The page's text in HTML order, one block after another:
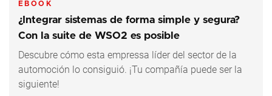
EBOOK
¿Integrar sistemas de forma simple y segura?
Con la suite de WSO2 es posible
Descubre cómo esta empressa líder del sector de la
automoción lo consiguió. ¡Tu compañía puede ser la
siguiente!